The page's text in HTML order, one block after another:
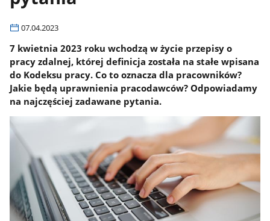
07.04.2023
7 kwietnia 2023 roku wchodzą w życie przepisy o
pracy zdalnej, której definicja została na stałe wpisana
do Kodeksu pracy. Co to oznacza dla pracowników?
Jakie będą uprawnienia pracodawców? Odpowiadamy
na najczęściej zadawane pytania.